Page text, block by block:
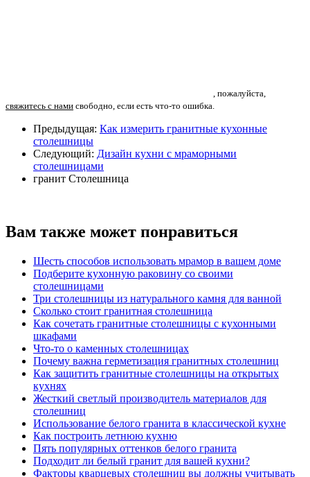
, пожалуйста,
свяжитесь с нами свободно, если есть что-то ошибка.
Предыдущая: Как измерить гранитные кухонные
столешницы
Следующий: Дизайн кухни с мраморными
столешницами
гранит Столешница
Вам также может понравиться
Шесть способов использовать мрамор в вашем доме
Подберите кухонную раковину со своими
столешницами
Три столешницы из натурального камня для ванной
Сколько стоит гранитная столешница
Как сочетать гранитные столешницы с кухонными
шкафами
Что-то о каменных столешницах
Почему важна герметизация гранитных столешниц
Как защитить гранитные столешницы на открытых
кухнях
Жесткий светлый производитель материалов для
столешниц
Использование белого гранита в классической кухне
Как построить летнюю кухню
Пять популярных оттенков белого гранита
Подходит ли белый гранит для вашей кухни?
Факторы кварцевых столешниц вы должны учитывать